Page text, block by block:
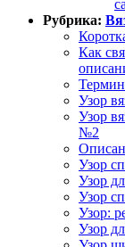
Рубрика:
Как
Узор
Узор
№2
Узор
Узор
Узор
Узор:
Узор